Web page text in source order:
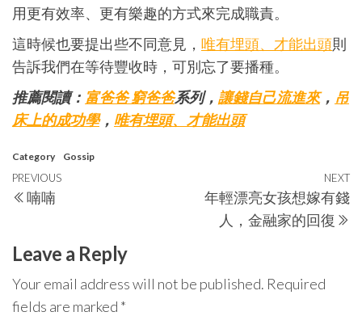
用更有效率、更有樂趣的方式來完成職責。
這時候也要提出些不同意見， 唯有埋頭、才能出頭則
告訴我們在等待豐收時，可別忘了要播種。
推薦閱讀： 富爸爸 窮爸爸系列， 讓錢自己流進來， 吊
床上的成功學， 唯有埋頭、才能出頭
Category Gossip
Post
navigation
Previous
Post
PREVIOUS
喃喃
NEXT
年輕漂亮女孩想嫁有錢
人，金融家的回復
Leave a Reply
Your email address will not be published. Required
fields are marked *